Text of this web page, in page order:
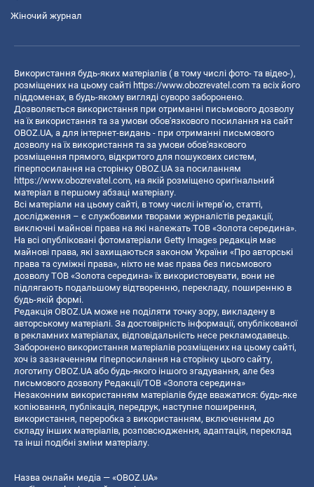
Жіночий журнал
Використання будь-яких матеріалів ( в тому числі фото- та відео-),
розміщених на цьому сайті https://www.obozrevatel.com та всіх його
піддоменах, в будь-якому вигляді суворо заборонено.
Дозволяється використання при отриманні письмового дозволу
на їх використання та за умови обов'язкового посилання на сайт
OBOZ.UA, а для інтернет-видань - при отриманні письмового
дозволу на їх використання та за умови обов'язкового
розміщення прямого, відкритого для пошукових систем,
гіперпосилання на сторінку OBOZ.UA за посиланням
https://www.obozrevatel.com, на якій розміщено оригінальний
матеріал в першому абзаці матеріалу.
Всі матеріали на цьому сайті, в тому числі інтерв’ю, статті,
дослідження – є службовими творами журналістів редакції,
виключні майнові права на які належать ТОВ «Золота середина».
На всі опубліковані фотоматеріали Getty Images редакція має
майнові права, які захищаються законом України «Про авторські
права та суміжні права», ніхто не має права без письмового
дозволу ТОВ «Золота середина» їх використовувати, вони не
підлягають подальшому відтворенню, перекладу, поширенню в
будь-якій формі.
Редакція OBOZ.UA може не поділяти точку зору, викладену в
авторському матеріалі. За достовірність інформації, опублікованої
в рекламних матеріалах, відповідальність несе рекламодавець.
Заборонено використання матеріалів розміщених на цьому сайті,
хоч із зазначенням гіперпосилання на сторінку цього сайту,
логотипу OBOZ.UA або будь-якого іншого згадування, але без
письмового дозволу Редакції/ТОВ «Золота середина»
Незаконним використанням матеріалів буде вважатися: будь-яке
копiювання, публiкацiя, передрук, наступне поширення,
використання, переробка з використанням, включенням до
складу інших матеріалів, розповсюдження, адаптація, переклад
та інші подібні зміни матеріалу.
Назва онлайн медіа — «OBOZ.UA»